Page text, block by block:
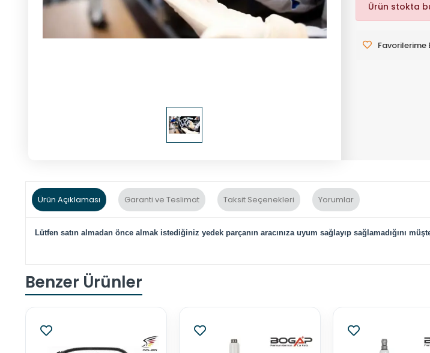
Ürün stokta
Favorilerime
Ürün Açıklaması Garanti ve Teslimat Taksit Seçenekleri Yorumlar
Lütfen satın almadan önce almak istediğiniz yedek parçanın aracınıza uyum sağlayıp sağlamadığını
Benzer Ürünler